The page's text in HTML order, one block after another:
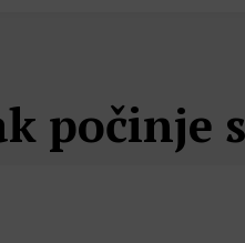
počinje